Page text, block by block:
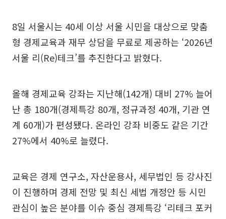
8일 서울시는 40세 이상 서울 시민을 대상으로 맞춤
형 경제교육과 재무 상담을 무료로 제공하는 ‘2026년
서울 리(Re)테크’를 추진한다고 밝혔다.
올해 경제교육 강좌는 지난해(142개) 대비 27% 늘어
난 총 180개(경제특강 80개, 정규과정 40개, 기관 연
계 60개)가 편성됐다. 온라인 강좌 비중도 같은 기간
27%에서 40%로 늘렸다.
교육은 경제 연구소, 자산운용사, 세무법인 등 강사진
이 진행하며 경제 전망 및 최신 세법 개정안 등 시민
관심이 높은 분야를 이슈 중심 경제특강 ‘리테크 포커